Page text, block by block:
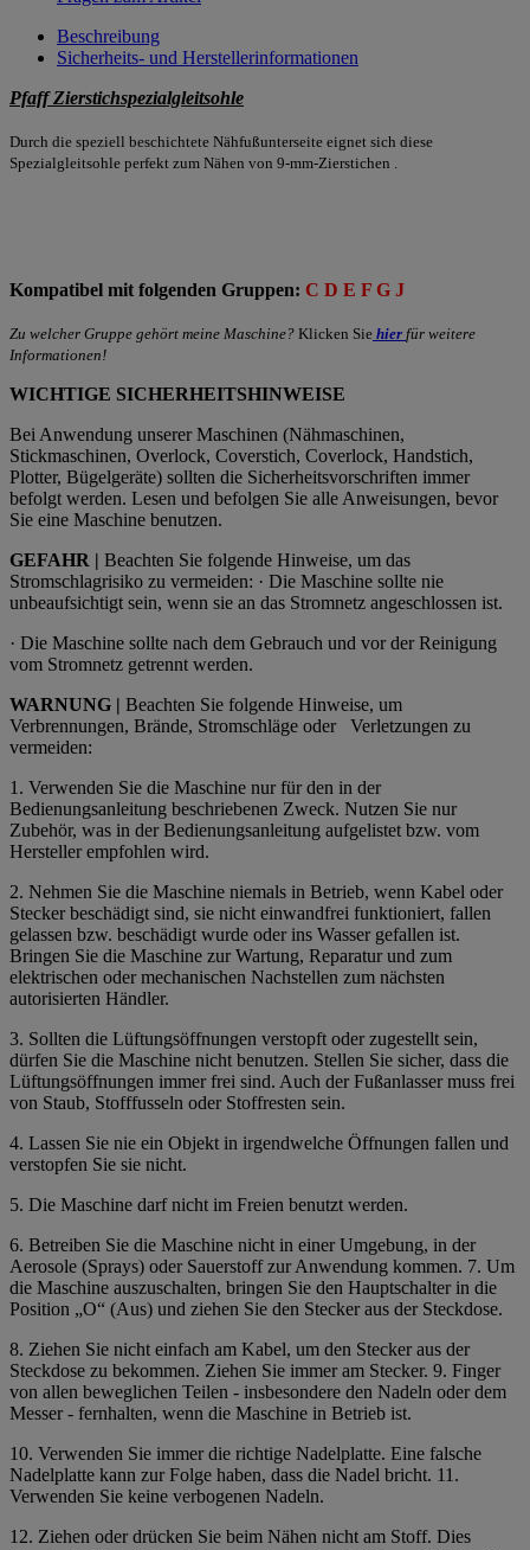
Beschreibung
Sicherheits- und Herstellerinformationen
Pfaff Zierstichspezialgleitsohle
Durch die speziell beschichtete Nähfußunterseite eignet sich diese
Spezialgleitsohle perfekt zum Nähen von 9-mm-Zierstichen .
Kompatibel mit folgenden Gruppen: C D E F G J
Zu welcher Gruppe gehört meine Maschine? Klicken Sie hier für weitere
Informationen!
WICHTIGE SICHERHEITSHINWEISE
Bei Anwendung unserer Maschinen (Nähmaschinen,
Stickmaschinen, Overlock, Coverstich, Coverlock, Handstich,
Plotter, Bügelgeräte) sollten die Sicherheitsvorschriften immer
befolgt werden. Lesen und befolgen Sie alle Anweisungen, bevor
Sie eine Maschine benutzen.
GEFAHR | Beachten Sie folgende Hinweise, um das
Stromschlagrisiko zu vermeiden: · Die Maschine sollte nie
unbeaufsichtigt sein, wenn sie an das Stromnetz angeschlossen ist.
· Die Maschine sollte nach dem Gebrauch und vor der Reinigung
vom Stromnetz getrennt werden.
WARNUNG | Beachten Sie folgende Hinweise, um
Verbrennungen, Brände, Stromschläge oder
Verletzungen zu
vermeiden:
1. Verwenden Sie die Maschine nur für den in der
Bedienungsanleitung beschriebenen Zweck. Nutzen Sie nur
Zubehör, was in der Bedienungsanleitung aufgelistet bzw. vom
Hersteller empfohlen wird.
2. Nehmen Sie die Maschine niemals in Betrieb, wenn Kabel oder
Stecker beschädigt sind, sie nicht einwandfrei funktioniert, fallen
gelassen bzw. beschädigt wurde oder ins Wasser gefallen ist.
Bringen Sie die Maschine zur Wartung, Reparatur und zum
elektrischen oder mechanischen Nachstellen zum nächsten
autorisierten Händler.
3. Sollten die Lüftungsöffnungen verstopft oder zugestellt sein,
dürfen Sie die Maschine nicht benutzen. Stellen Sie sicher, dass die
Lüftungsöffnungen immer frei sind. Auch der Fußanlasser muss frei
von Staub, Stofffusseln oder Stoffresten sein.
4. Lassen Sie nie ein Objekt in irgendwelche Öffnungen fallen und
verstopfen Sie sie nicht.
5. Die Maschine darf nicht im Freien benutzt werden.
6. Betreiben Sie die Maschine nicht in einer Umgebung, in der
Aerosole (Sprays) oder Sauerstoff zur Anwendung kommen. 7. Um
die Maschine auszuschalten, bringen Sie den Hauptschalter in die
Position „O“ (Aus) und ziehen Sie den Stecker aus der Steckdose.
8. Ziehen Sie nicht einfach am Kabel, um den Stecker aus der
Steckdose zu bekommen. Ziehen Sie immer am Stecker. 9. Finger
von allen beweglichen Teilen - insbesondere den Nadeln oder dem
Messer - fernhalten, wenn die Maschine in Betrieb ist.
10. Verwenden Sie immer die richtige Nadelplatte. Eine falsche
Nadelplatte kann zur Folge haben, dass die Nadel bricht. 11.
Verwenden Sie keine verbogenen Nadeln.
12. Ziehen oder drücken Sie beim Nähen nicht am Stoff. Dies